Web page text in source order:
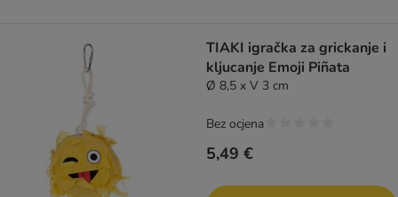
TIAKI igračka za grickanje i
kljucanje Emoji Piñata
Ø 8,5 x V 3 cm
5,49 €
Bez ocjena